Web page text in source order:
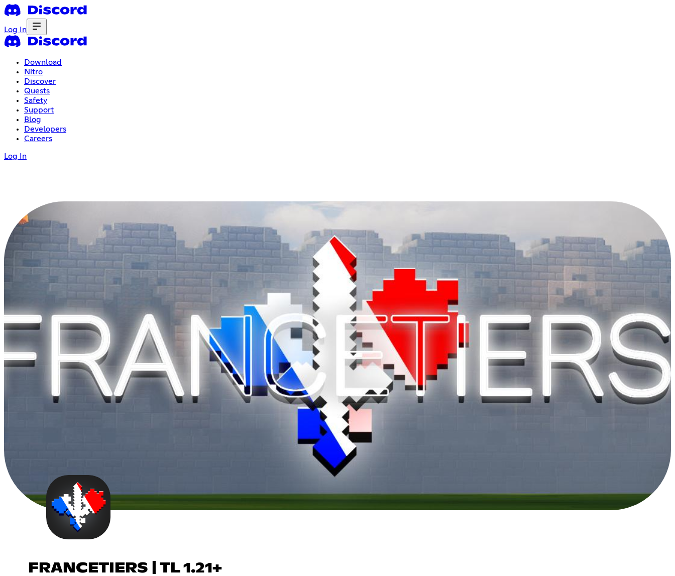
Log In
Download
Nitro
Discover
Quests
Safety
Support
Blog
Developers
Careers
Log In
FRANCETIERS | TL 1.21+